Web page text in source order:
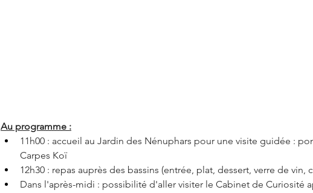
Au programme :
11h00 : accueil au Jardin des Nénuphars pour une visite guidée :
Carpes Koï
12h30 : repas auprès des bassins (entrée, plat, dessert, verre de vin,
Dans l'après-midi : possibilité d'aller visiter le Cabinet de Curiosité